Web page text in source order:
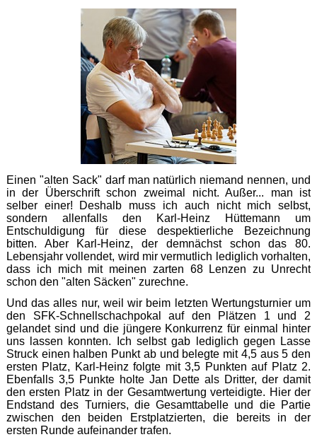
Einen "alten Sack" darf man natürlich niemand nennen, und
in der Überschrift schon zweimal nicht. Außer... man ist
selber einer! Deshalb muss ich auch nicht mich selbst,
sondern allenfalls den Karl-Heinz Hüttemann um
Entschuldigung für diese despektierliche Bezeichnung
bitten. Aber Karl-Heinz, der demnächst schon das 80.
Lebensjahr vollendet, wird mir vermutlich lediglich vorhalten,
dass ich mich mit meinen zarten 68 Lenzen zu Unrecht
schon den "alten Säcken" zurechne.
Und das alles nur, weil wir beim letzten Wertungsturnier um
den SFK-Schnellschachpokal auf den Plätzen 1 und 2
gelandet sind und die jüngere Konkurrenz für einmal hinter
uns lassen konnten. Ich selbst gab lediglich gegen Lasse
Struck einen halben Punkt ab und belegte mit 4,5 aus 5 den
ersten Platz, Karl-Heinz folgte mit 3,5 Punkten auf Platz 2.
Ebenfalls 3,5 Punkte holte Jan Dette als Dritter, der damit
den ersten Platz in der Gesamtwertung verteidigte. Hier der
Endstand des Turniers, die Gesamttabelle und die Partie
zwischen den beiden Erstplatzierten, die bereits in der
ersten Runde aufeinander trafen.